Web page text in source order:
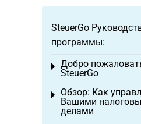
SteuerGo
программы:
Добро
SteuerGo
Toggle menu
Обзор: Как
Вашими
делами
Toggle menu